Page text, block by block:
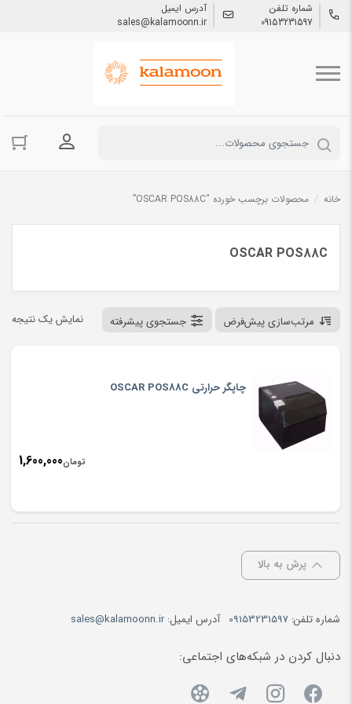
شماره تلفن
09153231597
آدرس ایمیل
sales@kalamoonn.ir
ورود به
خانه / محصولات برچسب خورده “OSCAR POS88C”
OSCAR POS88C
نمایش یک نتیجه مرتب‌سازی پیش‌فرض جستجوی پیشرفته
چاپگر حرارتي OSCAR POS88C
تومان1,600,000
پرش به بالا
شماره تلفن: 09153231597 آدرس ایمیل:sales@kalamoonn.ir
دنبال کردن در شبکه‌های اجتماعی: